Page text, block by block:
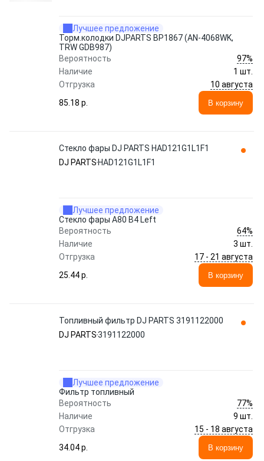
Лучшее предложение
Торм.колодки DJPARTS BP1867 (AN-4068WK,
TRW GDB987)
Вероятность
97%
Наличие
1 шт.
Отгрузка
10 августа
85.18 p.
В корзину
Стекло фары DJ PARTS HAD121G1L1F1
DJ PARTS HAD121G1L1F1
Лучшее предложение
Стекло фары A80 B4 Left
Вероятность
64%
Наличие
3 шт.
Отгрузка
17 - 21 августа
25.44 p.
В корзину
Топливный фильтр DJ PARTS 3191122000
DJ PARTS3191122000
Лучшее предложение
Фильтр топливный
Вероятность
77%
Наличие
9 шт.
Отгрузка
15 - 18 августа
34.04 p.
В корзину